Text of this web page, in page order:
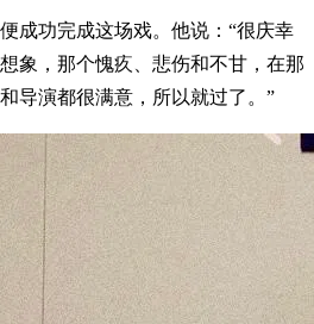
成功完成这场戏。他说：“很庆幸
象，那个愧疚、悲伤和不甘，在那
导演都很满意，所以就过了。”